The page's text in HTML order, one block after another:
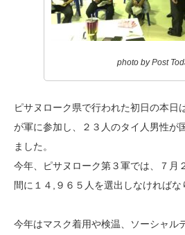
photo by Post
ピサヌローク県で行われた初日の本日
が軍に参加し、２３人のタイ人男性が
ました。
今年、ピサヌローク第３軍では、７月
間に１４,９６５人を選出しなければな
今年はマスク着用や検温、ソーシャル